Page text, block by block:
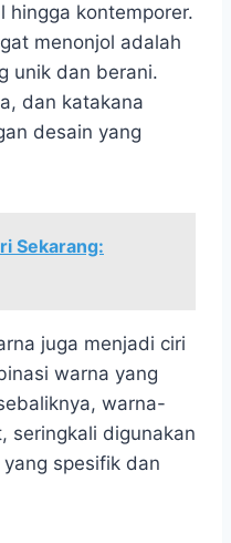
hingga kontemporer.
menonjol adalah
unik dan berani.
dan katakana
desain yang
Sekarang:
juga menjadi ciri
warna yang
warna-
seringkali digunakan
spesifik dan